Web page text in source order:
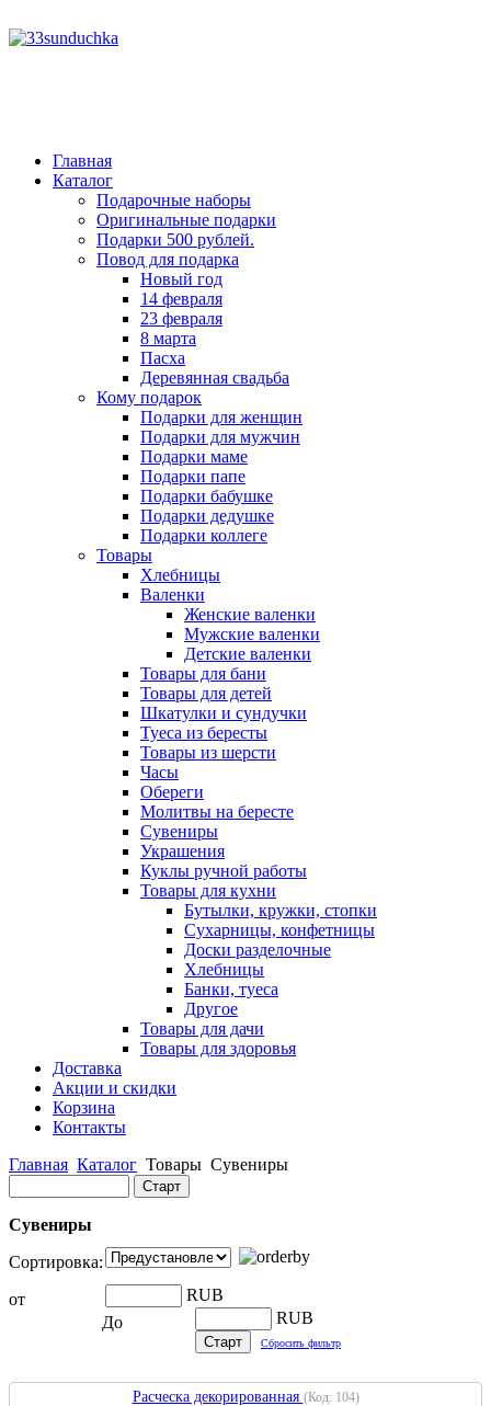
Главная
Каталог
Подарочные наборы
Оригинальные подарки
Подарки 500 рублей.
Повод для подарка
Новый год
14 февраля
23 февраля
8 марта
Пасха
Деревянная свадьба
Кому подарок
Подарки для женщин
Подарки для мужчин
Подарки маме
Подарки папе
Подарки бабушке
Подарки дедушке
Подарки коллеге
Товары
Хлебницы
Валенки
Женские валенки
Мужские валенки
Детские валенки
Товары для бани
Товары для детей
Шкатулки и сундучки
Туеса из бересты
Товары из шерсти
Часы
Обереги
Молитвы на бересте
Сувениры
Украшения
Куклы ручной работы
Товары для кухни
Бутылки, кружки, стопки
Сухарницы, конфетницы
Доски разделочные
Хлебницы
Банки, туеса
Другое
Товары для дачи
Товары для здоровья
Доставка
Акции и скидки
Корзина
Контакты
Главная Каталог Товары Сувениры
Сувениры
Сортировка:
от
RUB
До
RUB
Сбросить фильтр
Расческа декорированная (Код: 104)